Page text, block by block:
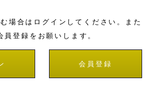
場合はログインしてください。また
員登録をお願いします。
会員登録